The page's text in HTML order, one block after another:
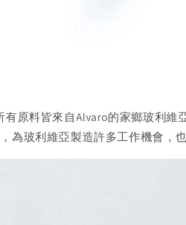
原料皆來自Alvaro的家鄉玻利
為玻利維亞製造許多工作機會，